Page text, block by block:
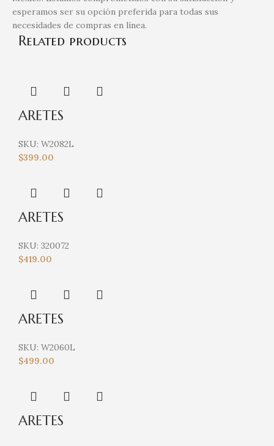
esperamos ser su opción preferida para todas sus
necesidades de compras en línea.
Related products
ARETES
SKU: W2082L
$399.00
ARETES
SKU: 320072
$419.00
ARETES
SKU: W2060L
$499.00
ARETES